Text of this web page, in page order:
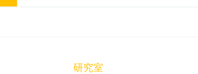
研究室